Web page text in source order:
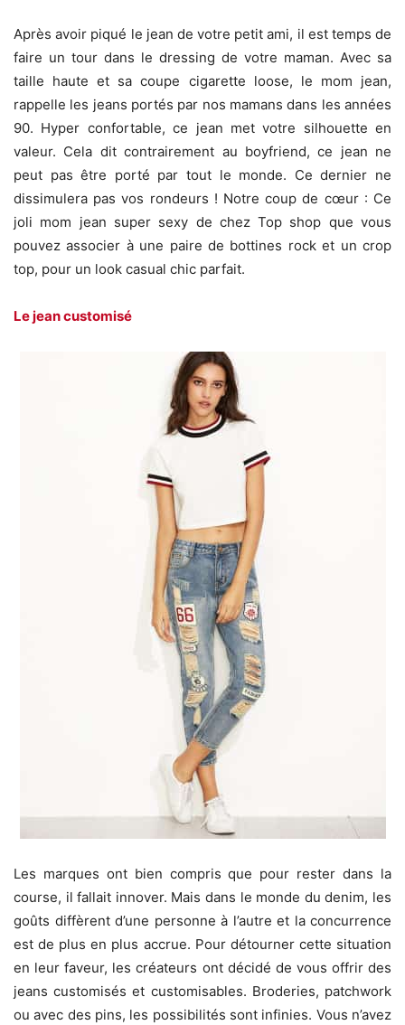
Après avoir piqué le jean de votre petit ami, il est temps de
faire un tour dans le dressing de votre maman. Avec sa
taille haute et sa coupe cigarette loose, le mom jean,
rappelle les jeans portés par nos mamans dans les années
90. Hyper confortable, ce jean met votre silhouette en
valeur. Cela dit contrairement au boyfriend, ce jean ne
peut pas être porté par tout le monde. Ce dernier ne
dissimulera pas vos rondeurs ! Notre coup de cœur : Ce
joli mom jean super sexy de chez Top shop que vous
pouvez associer à une paire de bottines rock et un crop
top, pour un look casual chic parfait.
Le jean customisé
Les marques ont bien compris que pour rester dans la
course, il fallait innover. Mais dans le monde du denim, les
goûts diffèrent d’une personne à l’autre et la concurrence
est de plus en plus accrue. Pour détourner cette situation
en leur faveur, les créateurs ont décidé de vous offrir des
jeans customisés et customisables. Broderies, patchwork
ou avec des pins, les possibilités sont infinies. Vous n’avez